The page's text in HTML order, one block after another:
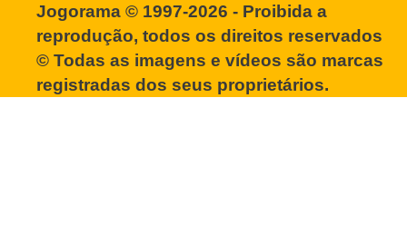
Jogorama © 1997-2026 - Proibida a
reprodução, todos os direitos reservados
© Todas as imagens e vídeos são marcas
registradas dos seus proprietários.